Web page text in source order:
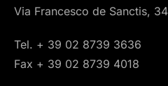
Via Francesco de Sanctis,
Tel. + 39 02 8739 3636
Fax + 39 02 8739 4018